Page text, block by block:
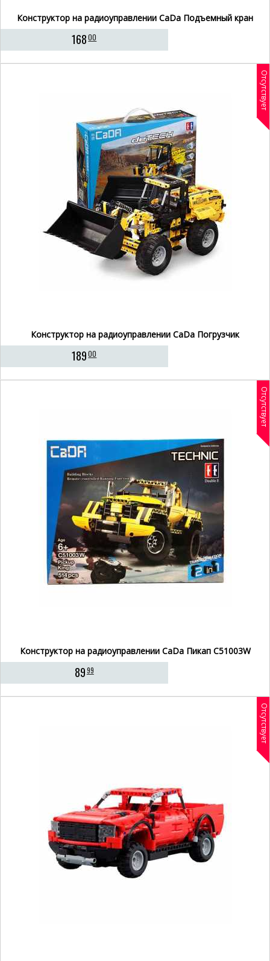
Конструктор на радиоуправлении CaDa Подъемный кран
16800
Отсутствует
Конструктор на радиоуправлении CaDa Погрузчик
18900
Отсутствует
Конструктор на радиоуправлении CaDa Пикап С51003W
8999
Отсутствует